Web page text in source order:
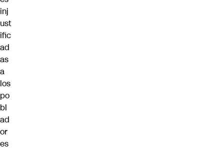
inj
ust
ific
ad
as
a
los
po
bl
ad
or
es